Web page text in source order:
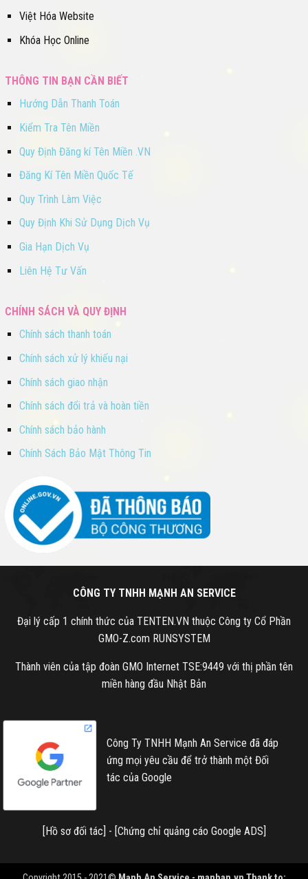
Việt Hóa Website
Khóa Học Online
THÔNG TIN BẠN CẦN BIẾT
Hướng Dẫn Thanh Toán
Kiểm Tra Tên Miền
Quy Định Đăng kí Tên Miền .VN
Đăng Kí Tên Miền Quốc Tế
Quy Trình Làm Việc
Quy Định Khi Sử Dụng Dịch Vụ
Gia Hạn Dịch Vụ
Liên Hệ Tư Vấn
CHÍNH SÁCH VÀ QUY ĐỊNH
Chính sách thanh toán
Chính sách xử lý khiếu nại
Chính sách giao nhận
Chính sách đổi trả và hoàn tiền
Chính sách bảo hành
Chính Sách Bảo Mật Thông Tin
CÔNG TY TNHH MẠNH AN SERVICE
Đại lý cấp 1 chính thức của TENTEN.VN thuộc Công ty Cổ Phần
GMO-Z.com RUNSYSTEM
Thành viên của tập đoàn GMO Internet TSE:9449 với thị phần tên
miền hàng đầu Nhật Bản
Công Ty TNHH Mạnh An Service đã đáp
ứng mọi yêu cầu để trở thành một Đối
tác của Google
[Hồ sơ đối tác] - [Chứng chỉ quảng cáo Google ADS]